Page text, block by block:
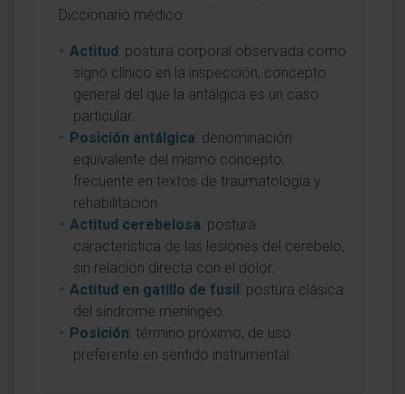
Diccionario médico:
Actitud: postura corporal observada como
signo clínico en la inspección, concepto
general del que la antálgica es un caso
particular.
Posición antálgica: denominación
equivalente del mismo concepto,
frecuente en textos de traumatología y
rehabilitación.
Actitud cerebelosa: postura
característica de las lesiones del cerebelo,
sin relación directa con el dolor.
Actitud en gatillo de fusil: postura clásica
del síndrome meníngeo.
Posición: término próximo, de uso
preferente en sentido instrumental.